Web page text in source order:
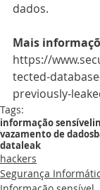
dados.
Mais
https://
tected-
previously-
Tags:
informação sensível
vazamento de dados
dataleak
hackers
Segurança